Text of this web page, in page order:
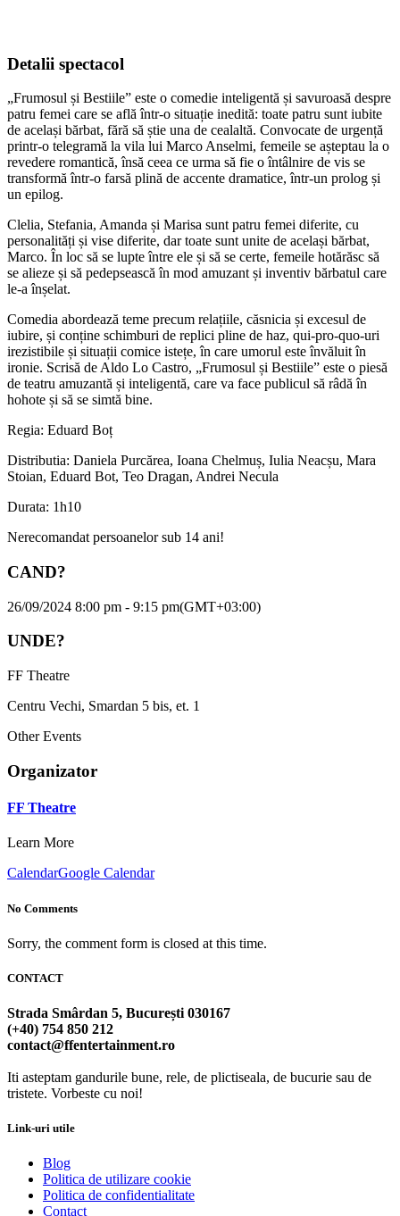
Detalii spectacol
„Frumosul și Bestiile” este o comedie inteligentă și savuroasă despre
patru femei care se află într-o situație inedită: toate patru sunt iubite
de același bărbat, fără să știe una de cealaltă. Convocate de urgență
printr-o telegramă la vila lui Marco Anselmi, femeile se așteptau la o
revedere romantică, însă ceea ce urma să fie o întâlnire de vis se
transformă într-o farsă plină de accente dramatice, într-un prolog și
un epilog.
Clelia, Stefania, Amanda și Marisa sunt patru femei diferite, cu
personalități și vise diferite, dar toate sunt unite de același bărbat,
Marco. În loc să se lupte între ele și să se certe, femeile hotărăsc să
se alieze și să pedepsească în mod amuzant și inventiv bărbatul care
le-a înșelat.
Comedia abordează teme precum relațiile, căsnicia și excesul de
iubire, și conține schimburi de replici pline de haz, qui-pro-quo-uri
irezistibile și situații comice istețe, în care umorul este învăluit în
ironie. Scrisă de Aldo Lo Castro, „Frumosul și Bestiile” este o piesă
de teatru amuzantă și inteligentă, care va face publicul să râdă în
hohote și să se simtă bine.
Regia: Eduard Boț
Distributia: Daniela Purcărea, Ioana Chelmuș, Iulia Neacșu, Mara
Stoian, Eduard Bot, Teo Dragan, Andrei Necula
Durata: 1h10
Nerecomandat persoanelor sub 14 ani!
CAND?
26/09/2024 8:00 pm - 9:15 pm(GMT+03:00)
UNDE?
FF Theatre
Centru Vechi, Smardan 5 bis, et. 1
Other Events
Organizator
FF Theatre
Learn More
CalendarGoogle Calendar
No Comments
Sorry, the comment form is closed at this time.
CONTACT
Strada Smârdan 5, București 030167
(+40) 754 850 212
contact@ffentertainment.ro
Iti asteptam gandurile bune, rele, de plictiseala, de bucurie sau de
tristete. Vorbeste cu noi!
Link-uri utile
Blog
Politica de utilizare cookie
Politica de confidentialitate
Contact